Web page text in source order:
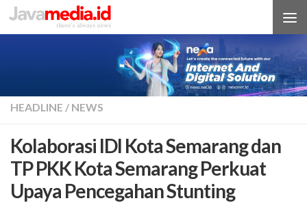
Skip to content
HEADLINE / NEWS
Kolaborasi IDI Kota Semarang dan
TP PKK Kota Semarang Perkuat
Upaya Pencegahan Stunting